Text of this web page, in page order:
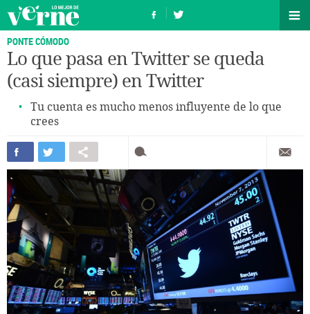
PONTE CÓMODO
Lo que pasa en Twitter se queda
(casi siempre) en Twitter
Tu cuenta es mucho menos influyente de lo que
crees